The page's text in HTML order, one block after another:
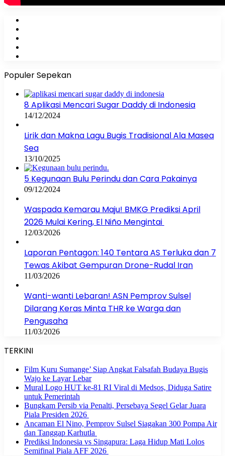
Populer Sepekan
8 Aplikasi Mencari Sugar Daddy di Indonesia
14/12/2024
Lirik dan Makna Lagu Bugis Tradisional Ala Masea
Sea
13/10/2025
5 Kegunaan Bulu Perindu dan Cara Pakainya
09/12/2024
Waspada Kemarau Maju! BMKG Prediksi April
2026 Mulai Kering, El Niño Mengintai
12/03/2026
Laporan Pentagon: 140 Tentara AS Terluka dan 7
Tewas Akibat Gempuran Drone-Rudal Iran
11/03/2026
Wanti-wanti Lebaran! ASN Pemprov Sulsel
Dilarang Keras Minta THR ke Warga dan
Pengusaha
11/03/2026
TERKINI
Film Kuru Sumange’ Siap Angkat Falsafah Budaya Bugis
Wajo ke Layar Lebar
Mural Logo HUT ke-81 RI Viral di Medsos, Diduga Satire
untuk Pemerintah
Bungkam Persib via Penalti, Persebaya Segel Gelar Juara
Piala Presiden 2026
Ancaman El Nino, Pemprov Sulsel Siagakan 300 Pompa Air
dan Tanggap Karhutla
Prediksi Indonesia vs Singapura: Laga Hidup Mati Lolos
Semifinal Piala AFF 2026